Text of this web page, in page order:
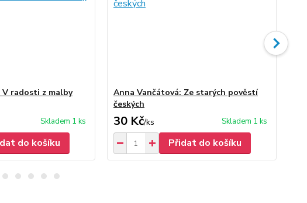
radosti z malby
Skladem 1 ks
do košíku
Anna Vančátová: Ze starých pověstí
českých
30 Kč/ks Skladem 1 ks
Přidat do košíku